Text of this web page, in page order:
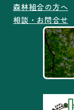
森林組合の方へ
相談・お問合せ